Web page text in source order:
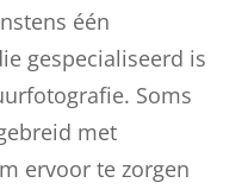
één
gespecialiseerd is
Soms
met
ervoor te zorgen